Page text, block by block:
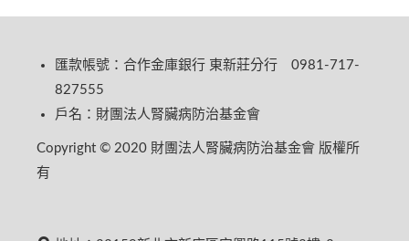
匯款帳號：合作金庫銀行 東新莊分行 0981-717-
827555
戶名：財團法人腎臟病防治基金會
Copyright © 2020 財團法人腎臟病防治基金會 版權所
有